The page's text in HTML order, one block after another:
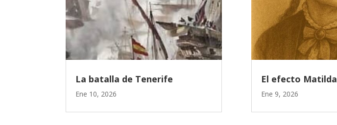
La batalla de Tenerife
Ene 10, 2026
El efecto Matilda
Ene 9, 2026